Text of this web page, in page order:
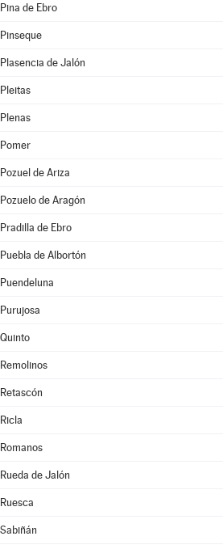
Pina de Ebro
Pinseque
Plasencia de Jalón
Pleitas
Plenas
Pomer
Pozuel de Ariza
Pozuelo de Aragón
Pradilla de Ebro
Puebla de Albortón
Puendeluna
Purujosa
Quinto
Remolinos
Retascón
Ricla
Romanos
Rueda de Jalón
Ruesca
Sabiñán